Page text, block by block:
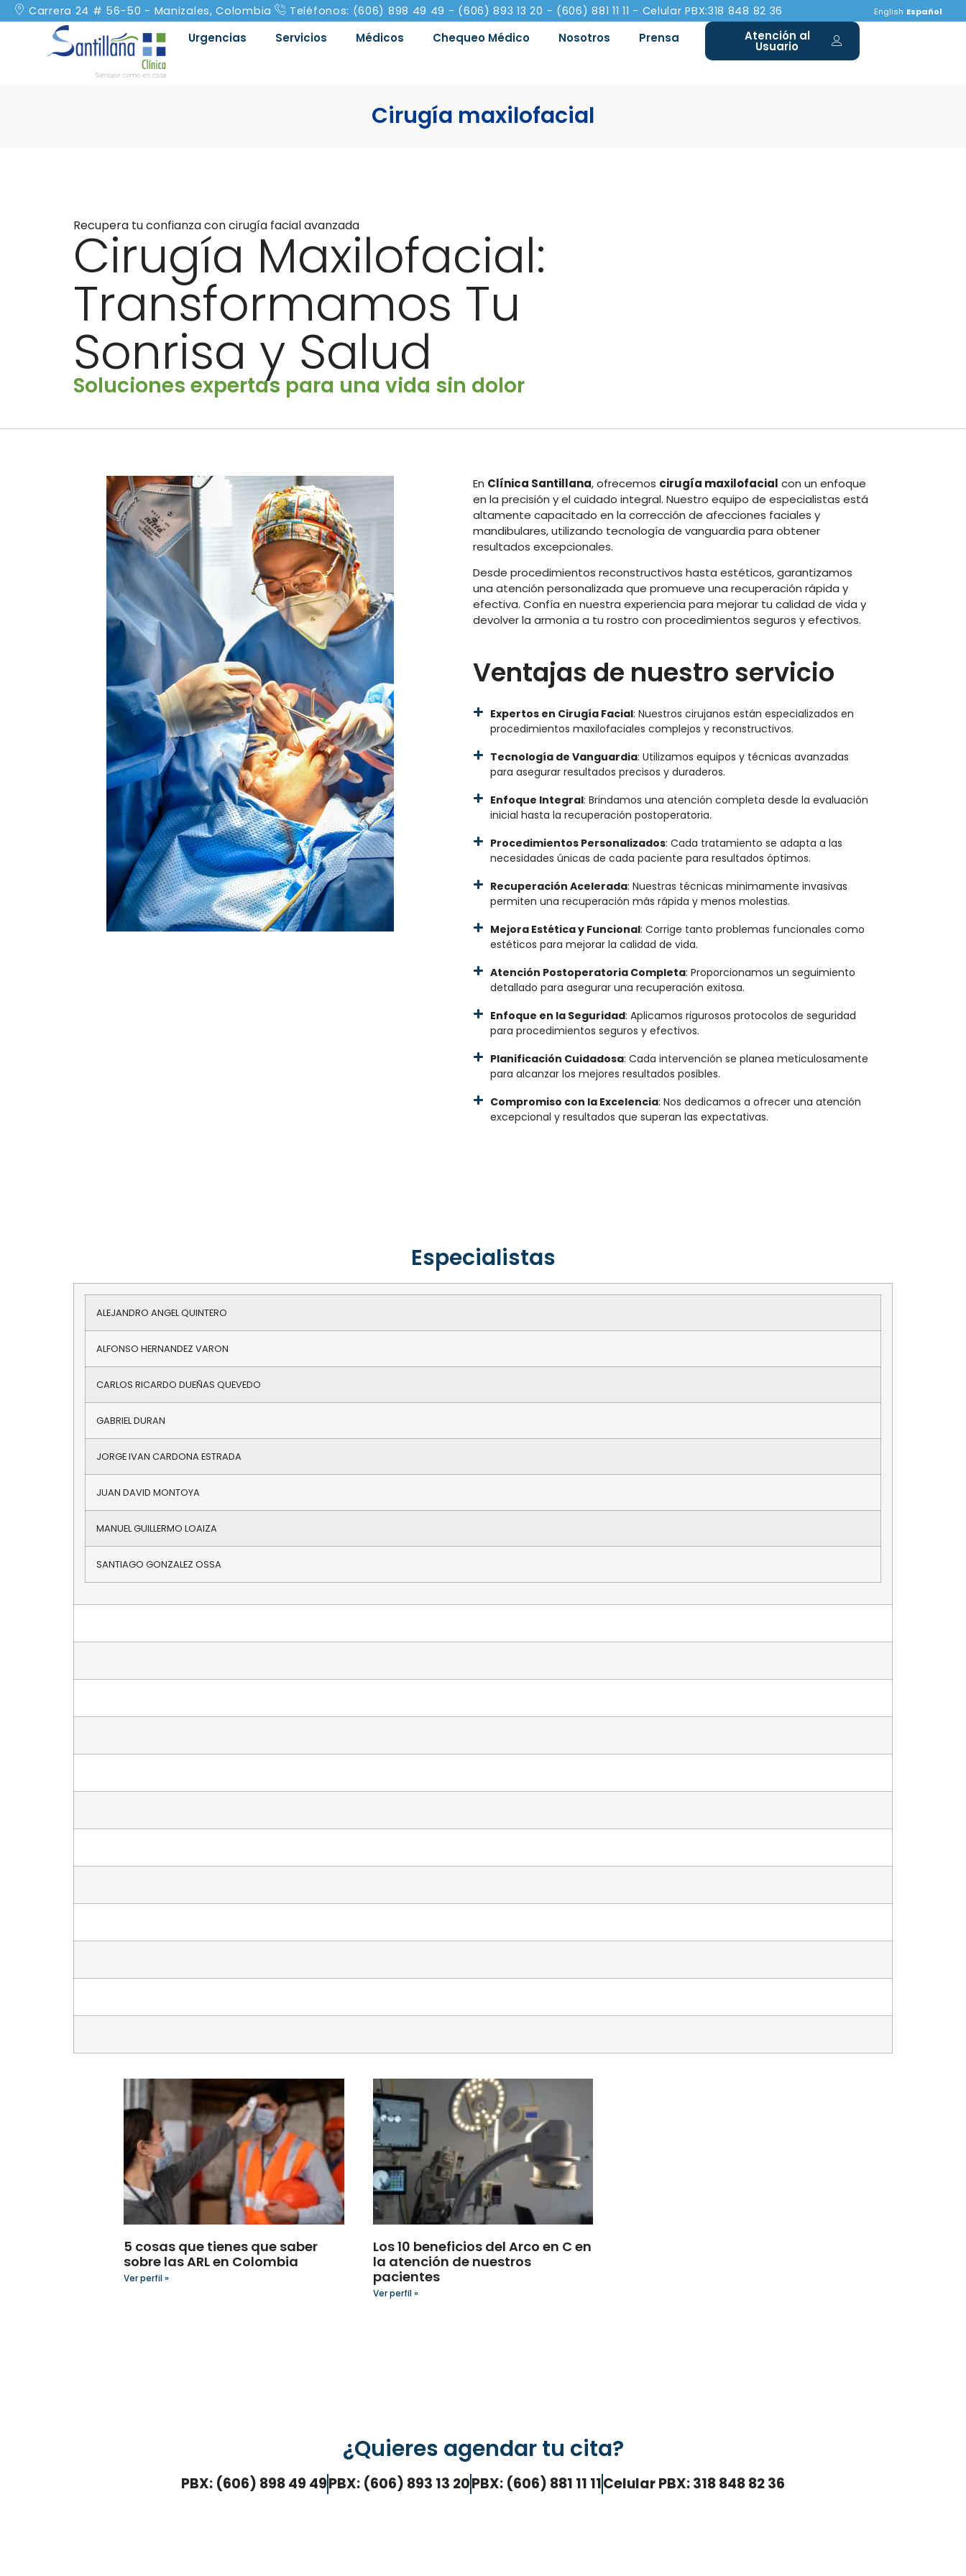
Carrera 24 # 56-50 - Manizales, Colombia Teléfonos: (606) 898 49 49 - (606) 893 13 20 - (606) 881 11 11 - Celular PBX:318 848 82 36 English Español
Urgencias Servicios Médicos Chequeo Médico Nosotros Prensa Atención al
Usuario
Cirugía maxilofacial
Recupera tu confianza con cirugía facial avanzada
Cirugía Maxilofacial:
Transformamos Tu
Sonrisa y Salud
Soluciones expertas para una vida sin dolor
En Clínica Santillana, ofrecemos cirugía maxilofacial con un enfoque
en la precisión y el cuidado integral. Nuestro equipo de especialistas está
altamente capacitado en la corrección de afecciones faciales y
mandibulares, utilizando tecnología de vanguardia para obtener
resultados excepcionales.
Desde procedimientos reconstructivos hasta estéticos, garantizamos
una atención personalizada que promueve una recuperación rápida y
efectiva. Confía en nuestra experiencia para mejorar tu calidad de vida y
devolver la armonía a tu rostro con procedimientos seguros y efectivos.
Ventajas de nuestro servicio
Expertos en Cirugía Facial: Nuestros cirujanos están especializados en
procedimientos maxilofaciales complejos y reconstructivos.
Tecnología de Vanguardia: Utilizamos equipos y técnicas avanzadas
para asegurar resultados precisos y duraderos.
Enfoque Integral: Brindamos una atención completa desde la evaluación
inicial hasta la recuperación postoperatoria.
Procedimientos Personalizados: Cada tratamiento se adapta a las
necesidades únicas de cada paciente para resultados óptimos.
Recuperación Acelerada: Nuestras técnicas minimamente invasivas
permiten una recuperación más rápida y menos molestias.
Mejora Estética y Funcional: Corrige tanto problemas funcionales como
estéticos para mejorar la calidad de vida.
Atención Postoperatoria Completa: Proporcionamos un seguimiento
detallado para asegurar una recuperación exitosa.
Enfoque en la Seguridad: Aplicamos rigurosos protocolos de seguridad
para procedimientos seguros y efectivos.
Planificación Cuidadosa: Cada intervención se planea meticulosamente
para alcanzar los mejores resultados posibles.
Compromiso con la Excelencia: Nos dedicamos a ofrecer una atención
excepcional y resultados que superan las expectativas.
Especialistas
ALEJANDRO ANGEL QUINTERO
ALFONSO HERNANDEZ VARON
CARLOS RICARDO DUEÑAS QUEVEDO
GABRIEL DURAN
JORGE IVAN CARDONA ESTRADA
JUAN DAVID MONTOYA
MANUEL GUILLERMO LOAIZA
SANTIAGO GONZALEZ OSSA
5 cosas que tienes que saber
sobre las ARL en Colombia
Ver perfil »
Los 10 beneficios del Arco en C en
la atención de nuestros
pacientes
Ver perfil »
¿Quieres agendar tu cita?
PBX: (606) 898 49 49PBX: (606) 893 13 20PBX: (606) 881 11 11Celular PBX: 318 848 82 36